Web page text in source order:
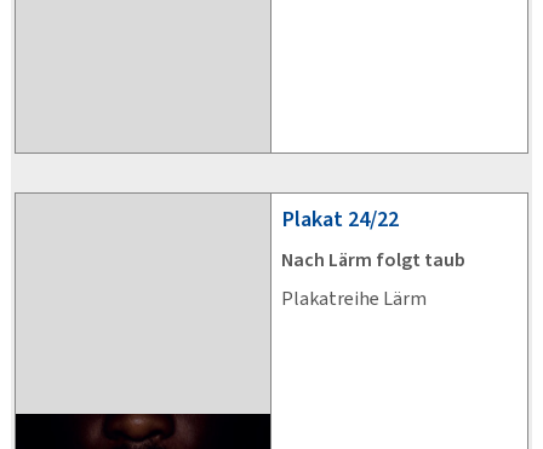
Plakat 24/22
Nach Lärm folgt taub
Plakatreihe Lärm